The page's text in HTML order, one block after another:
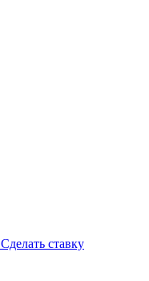
Сделать ставку